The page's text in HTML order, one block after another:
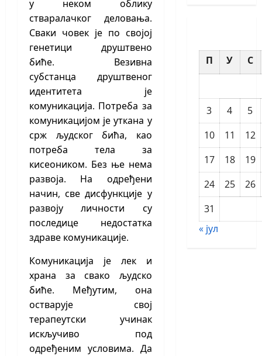
у неком облику
стваралачког деловања.
Сваки човек је по својој
генетици друштвено
биће. Везивна
субстанца друштвеног
идентитета је
комуникација. Потреба за
комуникацијом је уткана у
срж људског бића, као
потреба тела за
кисеоником. Без ње нема
развоја. На одређени
начин, све дисфункције у
развоју личности су
последице недостатка
здраве комуникације.
Комуникација је лек и
храна за свако људско
биће. Међутим, она
остварује свој
терапеутски учинак
искључиво под
одређеним условима. Да
П У С
3 4
5
10
11
12
17
18
19
24
25
26
31
« јул